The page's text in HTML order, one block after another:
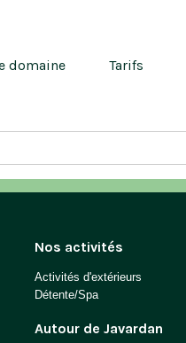
domaine Tarifs
Nos activités
Activités d'extérieurs
Détente/Spa
Autour de Javardan